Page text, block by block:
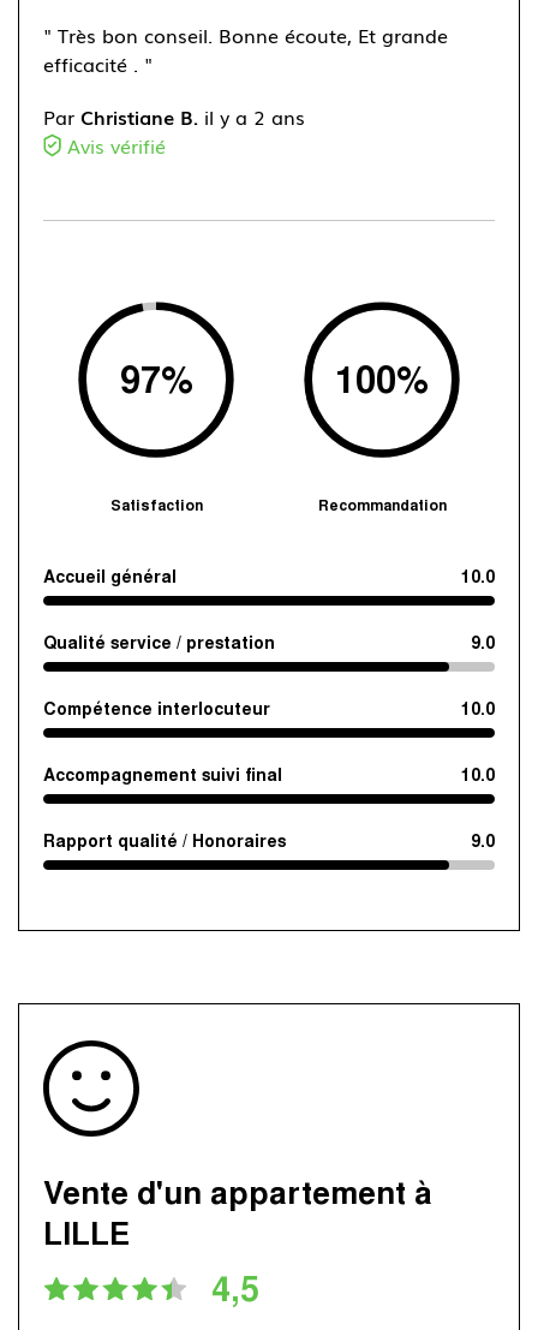
" Très bon conseil. Bonne écoute, Et grande
efficacité . "
Par Christiane B. il y a 2 ans
Avis vérifié
97%
Satisfaction
100%
Recommandation
Accueil général 10.0
Qualité service / prestation 9.0
Compétence interlocuteur 10.0
Accompagnement suivi final 10.0
Rapport qualité / Honoraires 9.0
Vente d'un appartement à
LILLE
4,5